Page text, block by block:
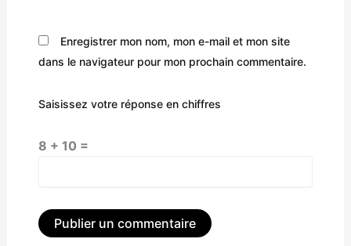
Enregistrer mon nom, mon e-mail et mon site
dans le navigateur pour mon prochain commentaire.
Saisissez votre réponse en chiffres
8 + 10 =